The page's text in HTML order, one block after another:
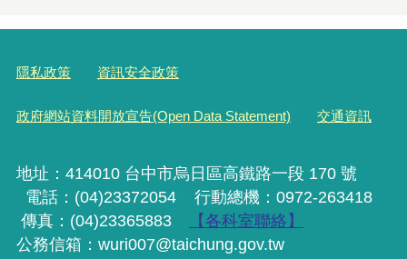
隱私政策 資訊安全政策
政府網站資料開放宣告(Open Data Statement) 交通資訊
地址：414010 台中市烏日區高鐵路一段 170 號
電話：(04)23372054 行動總機 ：0972-263418
傳真：(04)23365883
【各科室聯絡】
公務信箱：wuri007@taichung.gov.tw